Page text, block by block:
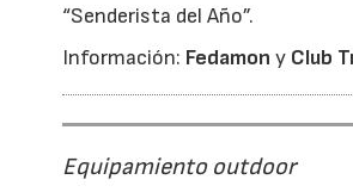
“Senderista del Año”.
Información: Fedamony Club
Equipamiento outdoor